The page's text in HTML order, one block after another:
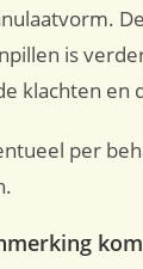
is
klachten
per